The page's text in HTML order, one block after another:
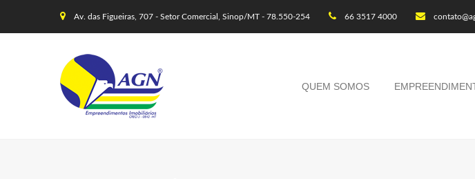
Av. das Figueiras, 707 - Setor Comercial, Sinop/MT - 78.550-254 66 3517 4000
QUEM SOMOS